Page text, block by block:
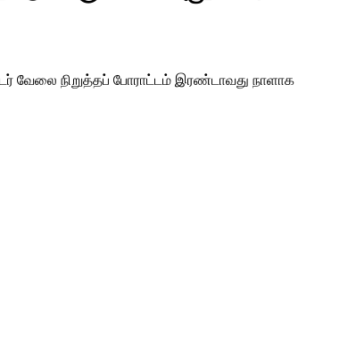
வேலை நிறுத்தப் போராட்டம் இரண்டாவது நாளாக